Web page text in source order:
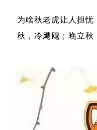
为啥秋老虎让人担忧
秋，冷飕飕；晚立秋